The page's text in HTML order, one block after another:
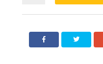
VERDE